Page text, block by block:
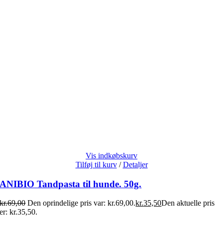
Vis indkøbskurv
Tilføj til kurv / Detaljer
ANIBIO Tandpasta til hunde. 50g.
kr.69,00 Den oprindelige pris var: kr.69,00.kr.35,50Den aktuelle pris
er: kr.35,50.